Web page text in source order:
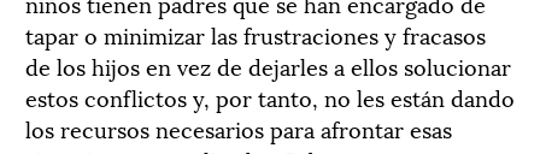
tapar o minimizar las frustraciones y fracasos
de los hijos en vez de dejarles a ellos solucionar
estos conflictos y, por tanto, no les están dando
los recursos necesarios para afrontar esas